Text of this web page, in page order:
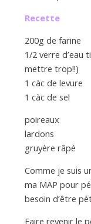
Recette
200g de farine
1/2 verre d’eau
mettre trop!!)
1 càc de levure
1 càc de sel
poireaux
lardons
gruyère râpé
Comme je suis
ma MAP pour
besoin d’être
Faire revenir le